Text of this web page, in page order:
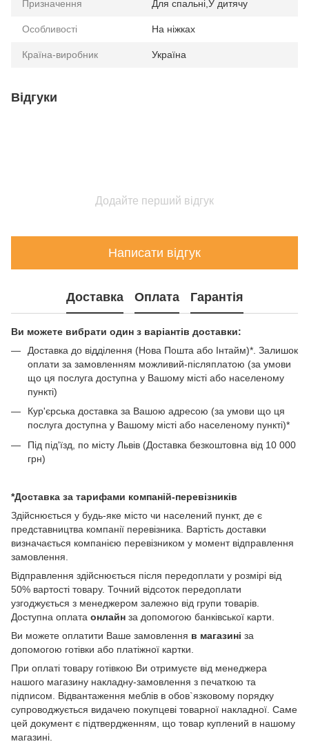
Призначення Для спальні,У дитячу
Особливості На ніжках
Країна-виробник Україна
Відгуки
Додайте перший відгук
Написати відгук
Доставка Оплата Гарантія
Ви можете вибрати один з варіантів доставки:
Доставка до відділення (Нова Пошта або Інтайм)*. Залишок
оплати за замовленням можливий-післяплатою (за умови
що ця послуга доступна у Вашому місті або населеному
пункті)
Кур'єрська доставка за Вашою адресою (за умови що ця
послуга доступна у Вашому місті або населеному пункті)*
Під під'їзд, по місту Львів (Доставка безкоштовна від 10 000
грн)
*Доставка за тарифами компаній-перевізників
Здійснюється у будь-яке місто чи населений пункт, де є
представництва компанії перевізника. Вартість доставки
визначається компанією перевізником у момент відправлення
замовлення.
Відправлення здійснюється після передоплати у розмірі від
50% вартості товару. Точний відсоток передоплати
узгоджується з менеджером залежно від групи товарів.
Доступна оплата онлайн за допомогою банківської карти.
Ви можете оплатити Ваше замовлення в магазині за
допомогою готівки або платіжної картки.
При оплаті товару готівкою Ви отримуєте від менеджера
нашого магазину накладну-замовлення з печаткою та
підписом. Відвантаження меблів в обов`язковому порядку
супроводжується видачею покупцеві товарної накладної. Саме
цей документ є підтвердженням, що товар куплений в нашому
магазині.